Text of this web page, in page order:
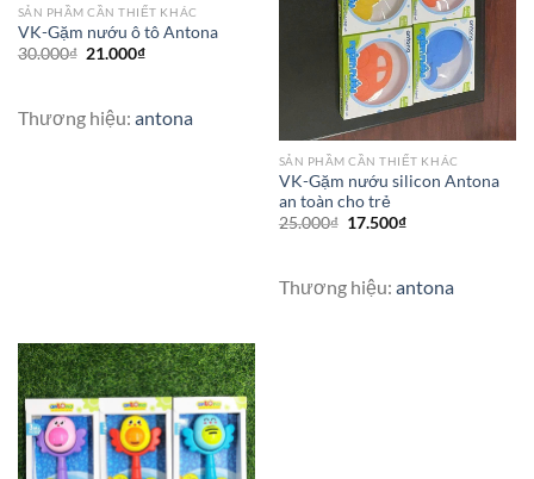
SẢN PHẦM CẦN THIẾT KHÁC
VK-Gặm nướu ô tô Antona
30.000₫ 21.000₫
Thương hiệu: antona
SẢN PHẦM CẦN THIẾT KHÁC
VK-Gặm nướu silicon Antona
an toàn cho trẻ
25.000₫ 17.500₫
Thương hiệu: antona